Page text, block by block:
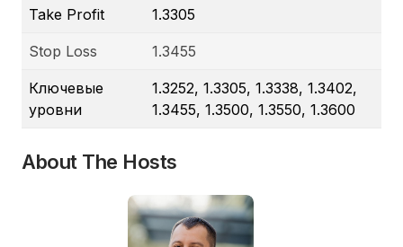
Take Profit 1.3305
Stop Loss 1.3455
Ключевые
уровни
1.3252, 1.3305, 1.3338, 1.3402,
1.3455, 1.3500, 1.3550, 1.3600
About The Hosts